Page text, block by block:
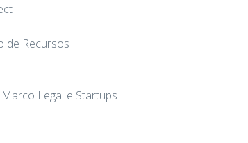
de Recursos
Legal e Startups